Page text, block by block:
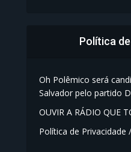
Política
Oh Polêmico será
Salvador pelo partido
OUVIR A RÁDIO QUE
Política de Privacidade